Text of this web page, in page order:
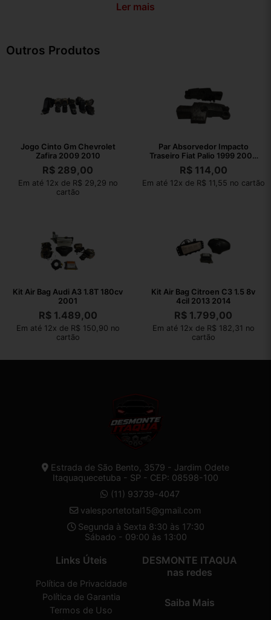
Ler mais
Outros Produtos
Jogo Cinto Gm Chevrolet
Zafira 2009 2010
R$ 289,00
Em até 12x de R$ 29,29 no
cartão
Par Absorvedor Impacto
Traseiro Fiat Palio 1999 2000
Detalhe
R$114,00
Em até 12x de R$ 11,55 no cartão
Kit Air Bag Audi A3 1.8T 180cv
2001
R$1.489,00
Em até 12x de R$ 150,90 no
cartão
Kit Air Bag Citroen C3 1.5 8v
4cil 2013 2014
R$ 1.799,00
Em até 12x de R$ 182,31 no
cartão
Estrada de São Bento, 3579 - Jardim Odete
Itaquaquecetuba - SP - CEP: 08598-100
(11) 93739-4047
valesportetotal15@gmail.com
Segunda à Sexta 8:30 às 17:30
Sábado - 09:00 às 13:00
Links Úteis
Política de Privacidade
Política de Garantia
Termos de Uso
DESMONTE ITAQUA
nas redes
Saiba Mais